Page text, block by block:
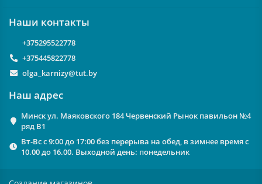
Наши контакты
+375295522778
+375445822778
olga_karnizy@tut.by
Наш адрес
Минск ул. Маяковского 184 Червенский Рынок павильон №4
ряд В1
Вт-Вс с 9:00 до 17:00 без перерыва на обед, в зимнее время с
10.00 до 16.00. Выходной день: понедельник